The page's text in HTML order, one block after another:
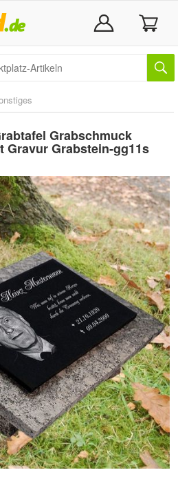
Grabschmuck
Gravur Grabstein-gg11s
antippen zum
vergrößern